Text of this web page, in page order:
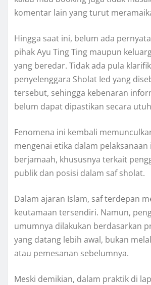
komentar lain yang turut
Hingga saat ini, belum ada
pihak Ayu Ting Ting maupun
yang beredar. Tidak ada pula
penyelenggara Sholat Ied yang
tersebut, sehingga kebenaran
belum dapat dipastikan secara
Fenomena ini kembali
mengenai etika dalam pelaksanaan
berjamaah, khususnya terkait
publik dan posisi dalam saf sholat.
Dalam ajaran Islam, saf terdepan
keutamaan tersendiri. Namun,
umumnya dilakukan berdasarkan
yang datang lebih awal, bukan
atau pemesanan sebelumnya.
Meski demikian, dalam praktik di